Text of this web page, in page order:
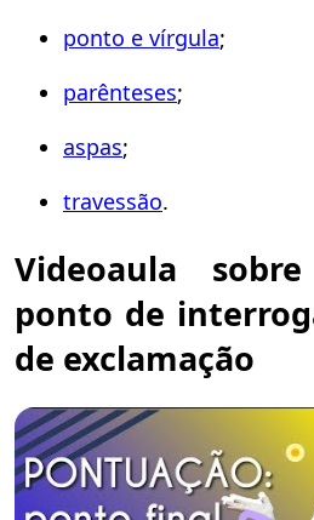
ponto e vírgula;
parênteses;
aspas;
travessão.
Videoaula
ponto de
de exclamação